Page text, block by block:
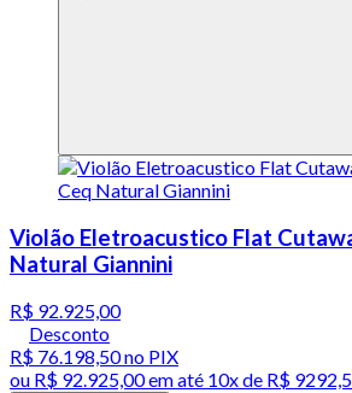
Violão Eletroacustico Flat
Natural Giannini
R$ 92.925,00
Desconto
R$ 76.198,50no PIX
ou R$ 92.925,00em até 10x de R$